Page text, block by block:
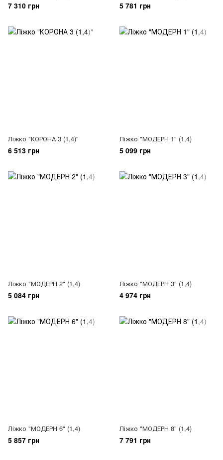
7 310 грн 5 781 грн
Ліжко "КОРОНА 3 (1,4)"
6 513 грн
Ліжко "МОДЕРН 1" (1,4)
5 099 грн
Ліжко "МОДЕРН 2" (1,4)
5 084 грн
Ліжко "МОДЕРН 3" (1,4)
4 974 грн
Ліжко "МОДЕРН 6" (1,4)
5 857 грн
Ліжко "МОДЕРН 8" (1,4)
7 791 грн